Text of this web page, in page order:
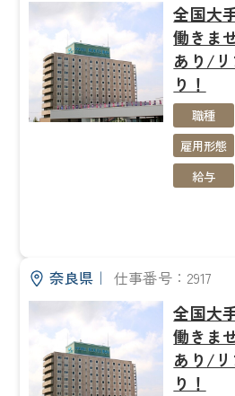
全国大
働きま
あり/リ
り！
職種
雇用形態
給与
奈良県｜ 仕事番号：2917
全国大
働きま
あり/リ
り！